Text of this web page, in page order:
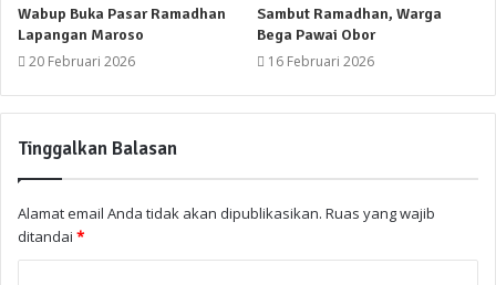
Wabup Buka Pasar Ramadhan
Lapangan Maroso
20 Februari 2026
Sambut Ramadhan, Warga
Bega Pawai Obor
16 Februari 2026
Tinggalkan Balasan
Alamat email Anda tidak akan dipublikasikan. Ruas yang wajib
ditandai *